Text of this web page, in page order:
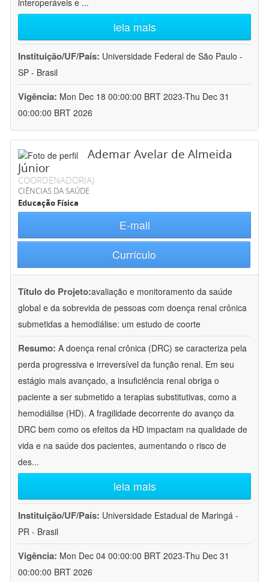
interoperáveis e ...
leia mais
Instituição/UF/País: Universidade Federal de São Paulo -
SP - Brasil
Vigência: Mon Dec 18 00:00:00 BRT 2023-Thu Dec 31
00:00:00 BRT 2026
Ademar Avelar de Almeida
Júnior
COORDENADOR(A)
CIÊNCIAS DA SAÚDE
Educação Física
E-mail
Currículo
Título do Projeto:avaliação e monitoramento da saúde
global e da sobrevida de pessoas com doença renal crônica
submetidas a hemodiálise: um estudo de coorte
Resumo: A doença renal crônica (DRC) se caracteriza pela
perda progressiva e irreversível da função renal. Em seu
estágio mais avançado, a insuficiência renal obriga o
paciente a ser submetido a terapias substitutivas, como a
hemodiálise (HD). A fragilidade decorrente do avanço da
DRC bem como os efeitos da HD impactam na qualidade de
vida e na saúde dos pacientes, aumentando o risco de
des...
leia mais
Instituição/UF/País: Universidade Estadual de Maringá -
PR - Brasil
Vigência: Mon Dec 04 00:00:00 BRT 2023-Thu Dec 31
00:00:00 BRT 2026